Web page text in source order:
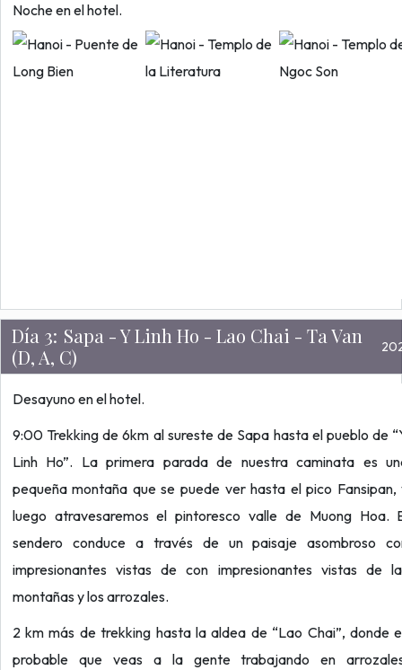
Noche en el hotel.
Día 3: Sapa - Y Linh Ho - Lao Chai - Ta Van
(D, A, C)
Desayuno en el hotel.
9:00 Trekking de 6km al sureste de Sapa hasta el pueblo de
Linh Ho”. La primera parada de nuestra caminata es
pequeña montaña que se puede ver hasta el pico Fansipan,
luego atravesaremos el pintoresco valle de Muong Hoa.
sendero conduce a través de un paisaje asombroso
impresionantes vistas de con impresionantes vistas de
montañas y los arrozales.
2 km más de trekking hasta la aldea de “Lao Chai”, donde
probable que veas a la gente trabajando en